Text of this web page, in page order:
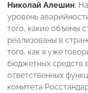
Николай Алешин:
уровень
того, какие объемы
реализованы в
того, как я уже
бюджетных средств
ответственных
комитета